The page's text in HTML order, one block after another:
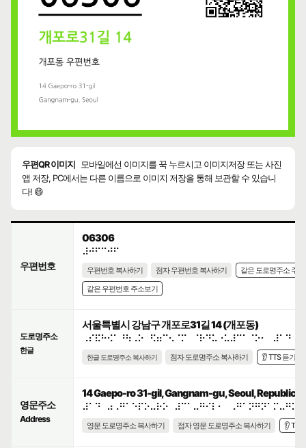
우편QR 이미지
모바일에선 이미지를 꾹 누르시고 이미지저장 또는 사진
앱 저장, PC에서는 다른 이름으로 이미지 저장을 통해 보관할 수 있습니
다! 😄
우편번호
06306
⠼⠚⠋⠉⠚⠋
우편번호 복사하기 점자 우편번호 복사하기
같은 도로명주소 주
같은 우편번호 주소보기
도로명주소
한글
서울특별시 강남구 개포로31길 14 (개포동)
⠠⠎⠯⠓⠪⠁⠘⠳⠠⠕⠀⠫⠶⠉⠢⠈⠍⠀⠈⠗⠙⠥⠐⠥⠼⠉⠁⠈⠕⠂⠀⠼⠁⠙
한글 도로명주소 복사하기 점자 도로명주소 복사하기 👂 TTS 듣기
영문주소
Address
14 Gaepo-ro 31-gil, Gangnam-gu, Seoul, Republic
영문 도로명주소 복사하기 점자 영문 도로명주소 복사하기 👂 TTS